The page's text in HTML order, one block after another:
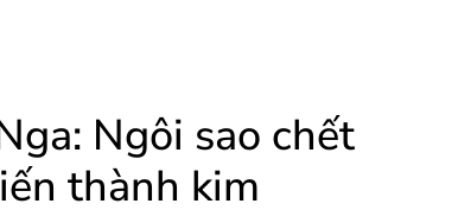
Ngôi sao chết
thành kim